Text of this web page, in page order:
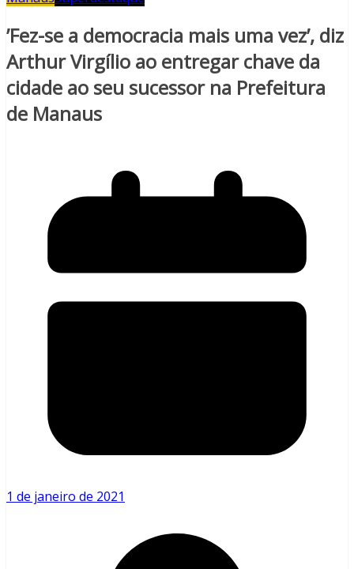
’Fez-se a democracia mais uma vez’, diz
Arthur Virgílio ao entregar chave da
cidade ao seu sucessor na Prefeitura
de Manaus
1 de janeiro de 2021